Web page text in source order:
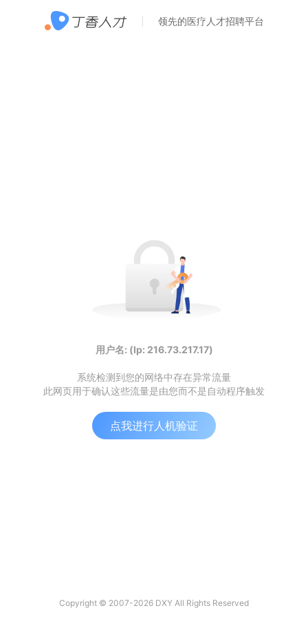
领先的医疗人才招聘平台
用户名: (Ip: 216.73.217.17)
系统检测到您的网络中存在异常流量
此网页用于确认这些流量是由您而不是自动程序触发
点我进行人机验证
Copyright © 2007-2026 DXY All Rights Reserved